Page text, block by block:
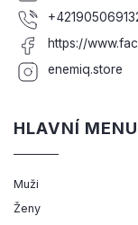
https://
enemiq.store
HLAVNÍ MENU
Muži
Ženy